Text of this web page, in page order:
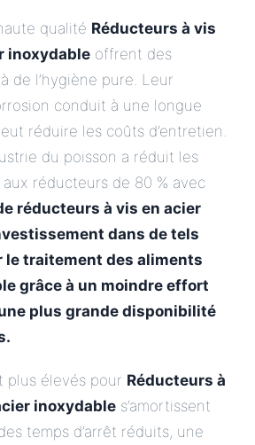
qualité Réducteurs à vis
inoxydable offrent des
de l’hygiène pure. Leur
conduit à une longue
réduire les coûts d’entretien.
du poisson a réduit les
aux réducteurs de 80 % avec
réducteurs à vis en acier
dans de tels
le traitement des aliments
grâce à un moindre effort
plus grande disponibilité
plus élevés pour Réducteurs à
inoxydable s’amortissent
temps d’arrêt réduits, une